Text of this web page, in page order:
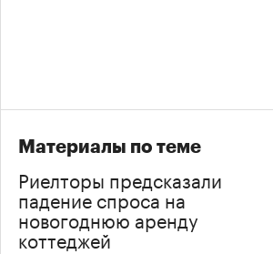
Материалы по теме
Риелторы предсказали
падение спроса на
новогоднюю аренду
коттеджей